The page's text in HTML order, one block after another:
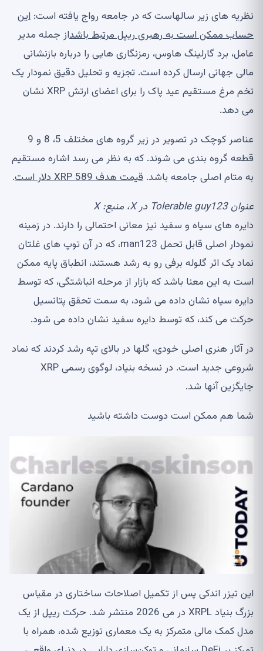
نظریه های زیر سالهاست که در جامعه رواج یافته است: این
حساب ممکن است به رهبری ریپل مرتبط باشداز جمله مدیر
عامل، برد گارلینگ هاوس، رمزنگاری هایی را درباره بازنشانی
مالی جهانی ارسال کرده است. تجزیه و تحلیل دقیق نمودار یک
تخم مرغ مستقیم عید پاک را برای اعضای ارتش XRP نشان
می دهد.
عناصر کوچک در تصویر در زیر گروه های مختلف 5، 8 و 9
قطعه گروه بندی می شوند. که به نظر می رسد اشاره مستقیم
به متام اصلی جامعه باشد. قیمت هدف XRP 589 دلار است
.
عنوان Tolerable guy123 در X، منبع:
X
دایره های سیاه و سفید نیز معانی احتمالی را دارند. در زمینه
نمودار اصلی قابل تحمل man123، که در آن توپ های غلتان
نماد یک اثر گلوله برفی رو به رشد هستند، انطباق پایه ممکن
است به این معنا باشد که بازار از مرحله انباشتگی، که توسط
دایره سیاه نشان داده می شود، به سمت تحقق پتانسیل
حرکت می کند، که توسط دایره سفید نشان داده می شود.
در آثار هنری اصلی خودی، گلها در بالای تپه رشد کردند که نماد
شروعی جدید است. در نسخه بنیاد، لوگوی رسمی XRP
جایگزین آنها شد.
شما هم ممکن است دوست داشته باشید
این تیزر اندکی پس از تکمیل اصلاحات ساختاری در مقیاس
بزرگ بنیاد XRPL در می 2026 منتشر شد. حرکت ریپل از یک
مدل کمک مالی متمرکز به یک معماری توزیع شده، همراه با